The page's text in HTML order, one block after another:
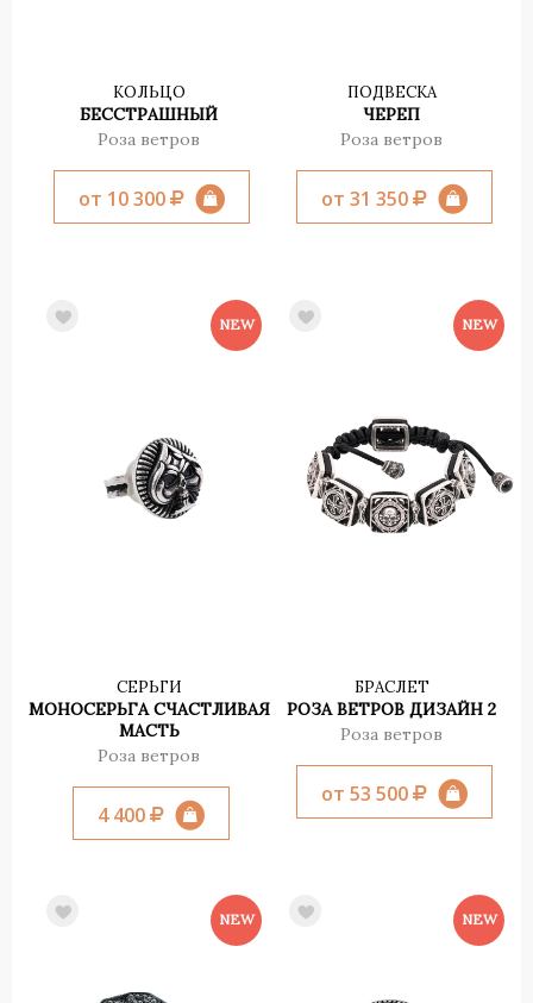
КОЛЬЦО
БЕССТРАШНЫЙ
Роза ветров
от 10 300
ПОДВЕСКА
ЧЕРЕП
Роза ветров
от 31 350
СЕРЬГИ
МОНОСЕРЬГА СЧАСТЛИВАЯ
МАСТЬ
Роза ветров
4 400
БРАСЛЕТ
РОЗА ВЕТРОВ ДИЗАЙН 2
Роза ветров
от 53 500